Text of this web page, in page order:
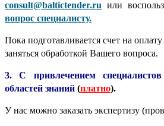
consult@baltictender.ru или
вопрос специалисту.
Пока подготавливается счет на
заняться обработкой Вашего вопроса.
3. С привлечением
областей знаний (платно).
У нас можно заказать экспертизу